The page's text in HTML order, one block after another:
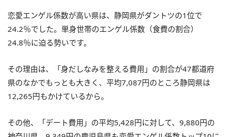
恋愛エンゲル係数が高い県は、静岡県がダントツの1位で
24.2％でした。単身世帯のエンゲル係数（食費の割合）
24.8％に迫る勢いです。
その理由は、「身だしなみを整える費用」の割合が47都道府
県のなかでもっとも大きく、平均7,087円のところ静岡県は
12,265円もかけているから。
その他、「デート費用」の平均5,428円に対して、9,880円の